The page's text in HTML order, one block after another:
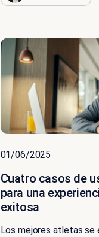
01/06/2025
Cuatro casos de
para una
exitosa
Los mejores atletas se